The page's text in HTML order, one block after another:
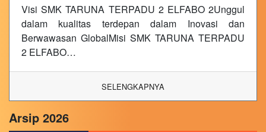
Visi SMK TARUNA TERPADU 2 ELFABO 2Unggul
dalam kualitas terdepan dalam Inovasi dan
Berwawasan GlobalMisi SMK TARUNA TERPADU
2 ELFABO…
SELENGKAPNYA
Arsip 2026